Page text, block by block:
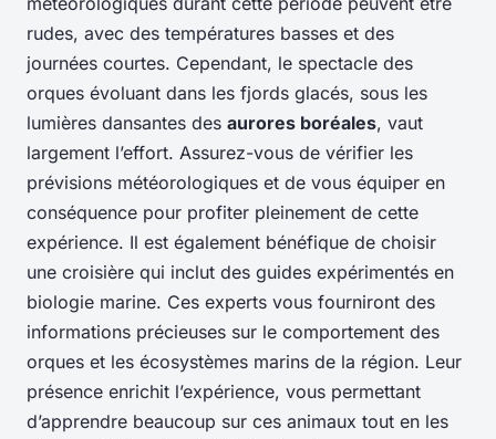
rudes, avec des températures basses et des
journées courtes. Cependant, le spectacle des
orques évoluant dans les fjords glacés, sous les
lumières dansantes des aurores boréales, vaut
largement l’effort. Assurez-vous de vérifier les
prévisions météorologiques et de vous équiper en
conséquence pour profiter pleinement de cette
expérience. Il est également bénéfique de choisir
une croisière qui inclut des guides expérimentés en
biologie marine. Ces experts vous fourniront des
informations précieuses sur le comportement des
orques et les écosystèmes marins de la région. Leur
présence enrichit l’expérience, vous permettant
d’apprendre beaucoup sur ces animaux tout en les